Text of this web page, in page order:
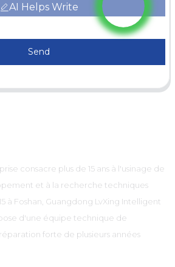
AI Helps Write
Send
consacre plus de 15 ans à l'usinage de
et à la recherche techniques
à Foshan, Guangdong LvXing Intelligent
d'une équipe technique de
forte de plusieurs années